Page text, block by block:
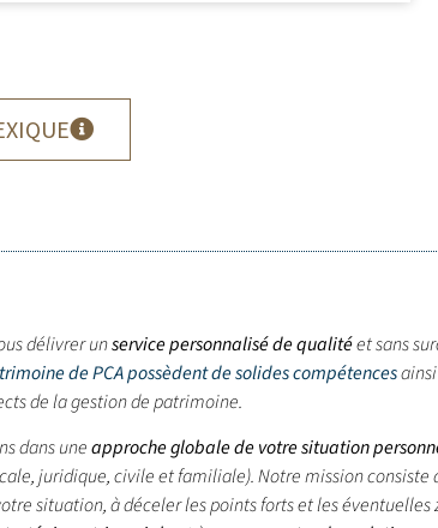
délivrer unservice personnalisé de qualitéet sans
de PCA possèdent de solides compétences
de la gestion de patrimoine.
dans uneapproche globale de votre situation
juridique, civile et familiale). Notre mission consiste
situation, à déceler les points forts et les éventuelles